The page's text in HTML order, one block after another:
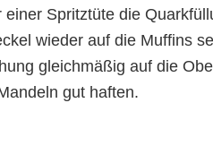
einer Spritztüte die
wieder auf die Muffins
gleichmäßig auf die
gut haften.